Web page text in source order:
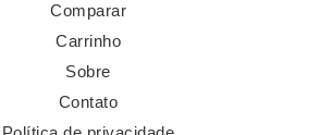
Comparar
Carrinho
Sobre
Contato